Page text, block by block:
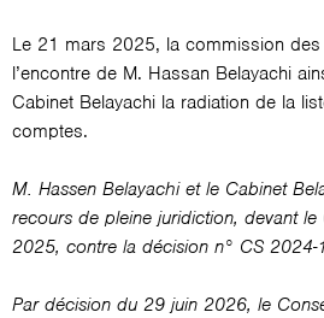
Le 21 mars 2025, la commission
l’encontre de M. Hassan Belayachi
Cabinet Belayachi la radiation de la
comptes.
M. Hassen Belayachi et le Cabinet
recours de pleine juridiction, devant le
2025, contre la décision n° CS
Par décision du 29 juin 2026, le